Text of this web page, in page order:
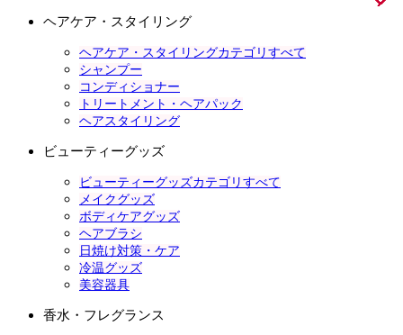
ヘアケア・スタイリング
ヘアケア・スタイリングカテゴリすべて
シャンプー
コンディショナー
トリートメント・ヘアパック
ヘアスタイリング
ビューティーグッズ
ビューティーグッズカテゴリすべて
メイクグッズ
ボディケアグッズ
ヘアブラシ
日焼け対策・ケア
冷温グッズ
美容器具
香水・フレグランス